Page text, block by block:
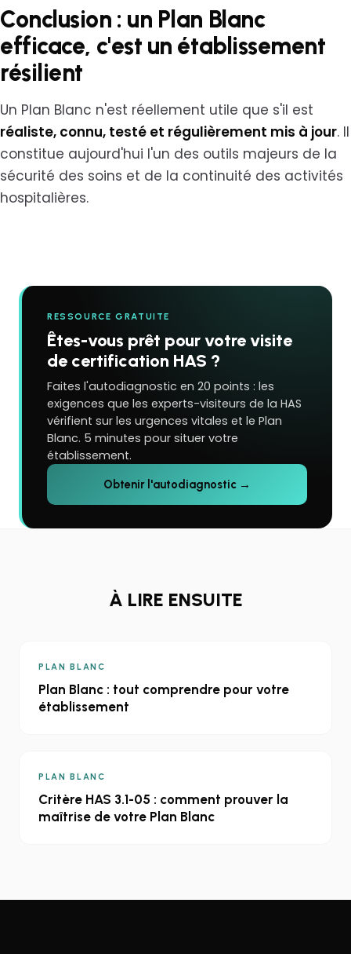
Conclusion : un Plan Blanc
efficace, c'est un établissement
résilient
Un Plan Blanc n'est réellement utile que s'il est
réaliste, connu, testé et régulièrement mis à jour. Il
constitue aujourd'hui l'un des outils majeurs de la
sécurité des soins et de la continuité des activités
hospitalières.
RESSOURCE GRATUITE
Êtes-vous prêt pour votre visite
de certification HAS ?
Faites l'autodiagnostic en 20 points : les
exigences que les experts-visiteurs de la HAS
vérifient sur les urgences vitales et le Plan
Blanc. 5 minutes pour situer votre
établissement.
Obtenir l'autodiagnostic →
À LIRE ENSUITE
PLAN BLANC
Plan Blanc : tout comprendre pour votre
établissement
PLAN BLANC
Critère HAS 3.1-05 : comment prouver la
maîtrise de votre Plan Blanc